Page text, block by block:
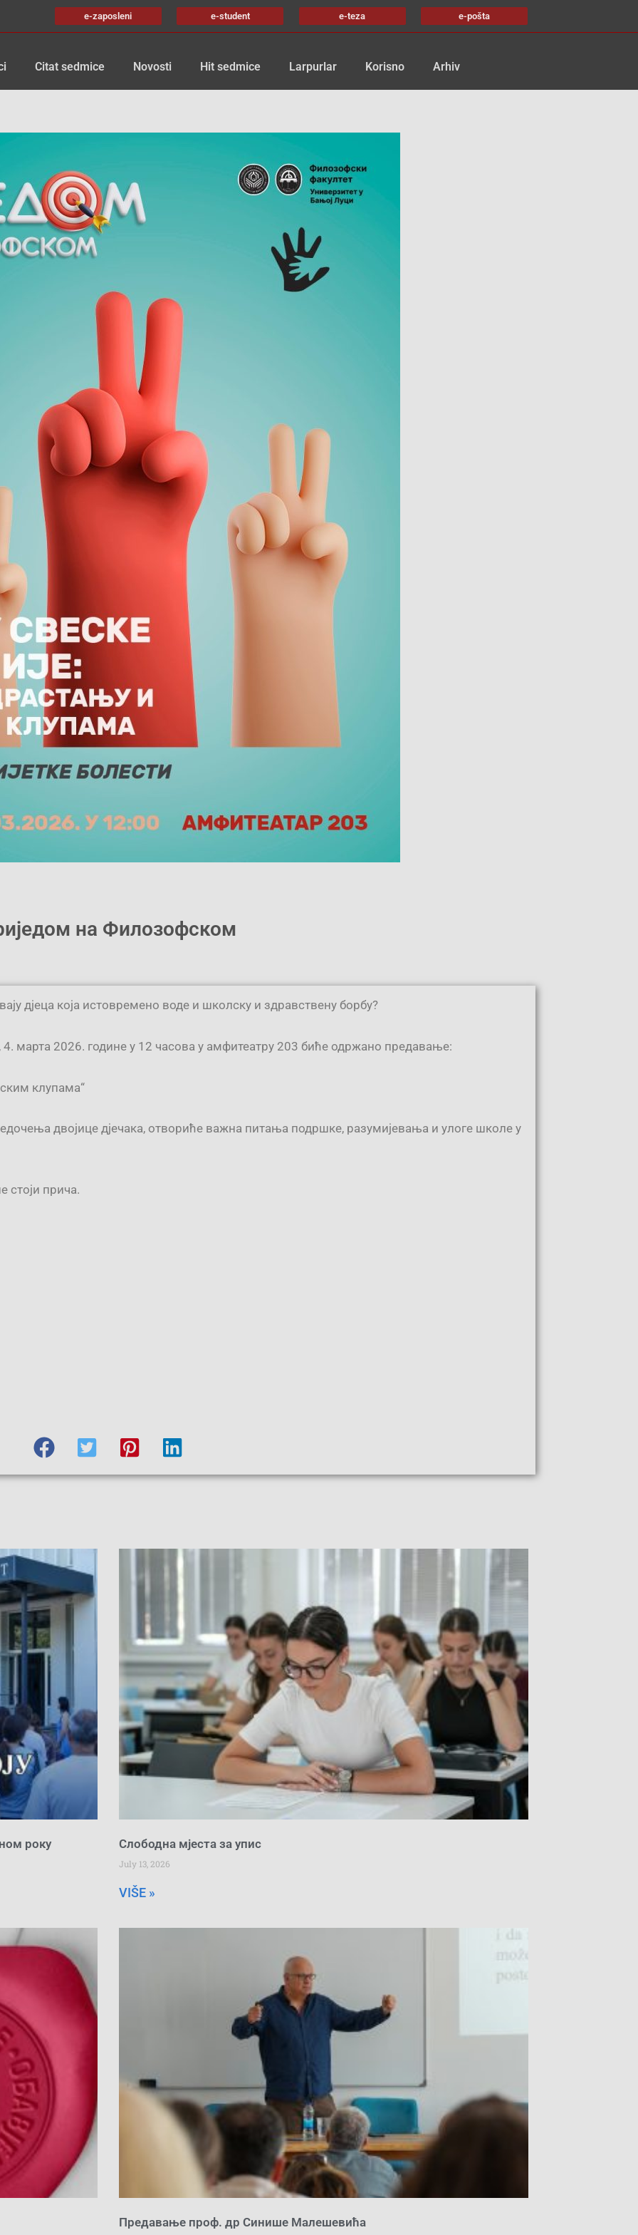
e-zaposleni e-student e-teza e-pošta
Citat sedmice Novosti Hit sedmice Larpurlar Korisno Arhiv
на Филозофском
дјеца која истовремено воде и школску и здравствену борбу?
марта 2026. године у 12 часова у амфитеатру 203 биће одржано предавање:
клупама“
двојице дјечака, отвориће важна питања подршке, разумијевања и улоге школе у
стоји прича.
року Слободна мјеста за упис
July 13, 2026
VIŠE »
Предавање проф. др Синише Малешевића